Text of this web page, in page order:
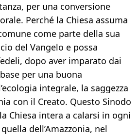
per una conversione
Perché la Chiesa assuma
come parte della sua
del Vangelo e possa
dopo aver imparato dai
per una buona
integrale, la saggezza
con il Creato. Questo Sinodo
Chiesa intera a calarsi in ogni
dell’Amazzonia, nel